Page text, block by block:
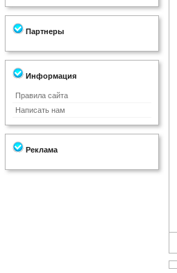
Партнеры
Информация
Правила сайта
Написать нам
Реклама